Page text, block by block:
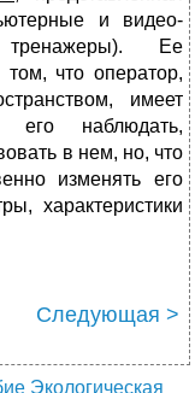
и видео-
тренажеры). Ее
том, что оператор,
имеет
его наблюдать,
в нем, но, что
изменять его
характеристики
Следующая >
Экологическая